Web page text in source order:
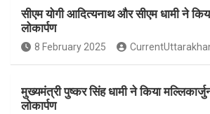
b
o
o
k
s
A
p
p
सीएम योगी आदित्यनाथ और सीएम धामी ने
लोकार्पण
8 February 2025
मुख्यमंत्री पुष्कर सिंह धामी ने किया
लोकार्पण